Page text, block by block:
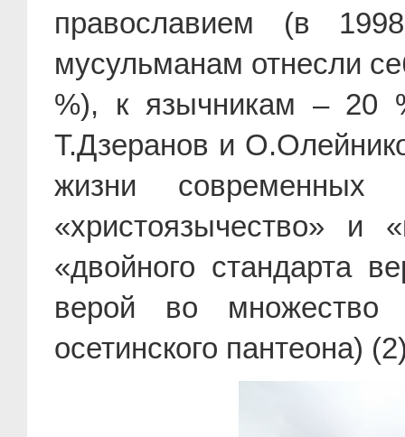
православием (в
мусульманам отнесли
%), к язычникам – 20
Т.Дзеранов и
жизни современных
«христоязычество» и
«двойного стандарта
верой во множество
осетинского пантеона)